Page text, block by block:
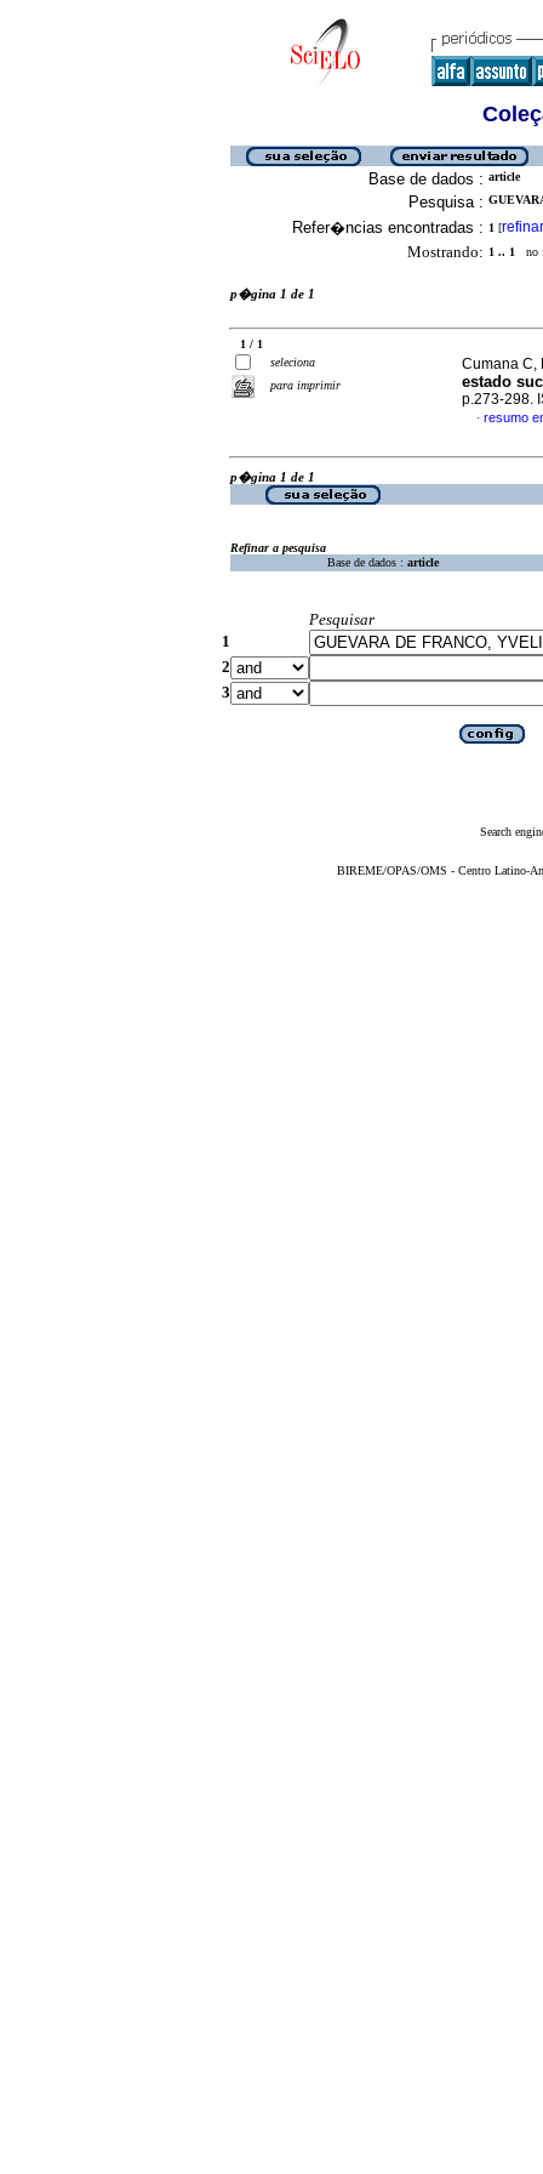
Base de dados : article
Pesquisa :
Refer�ncias encontradas : 1 [refinar
Mostrando: 1 .. 1 no
p�gina 1 de 1
1 / 1
seleciona
para imprimir
Cumana C,
estado
p.273-298.
· resumo
p�gina 1 de 1
Refinar a pesquisa
Base de dados : article
Pesquisar
1
2
3
Search
BIREME/OPAS/OMS - Centro Latino-